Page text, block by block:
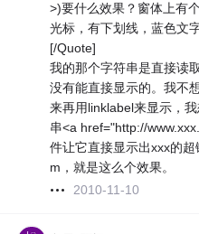
>)要什么效果？窗体上有
光标，有下划线，蓝色文
[/Quote]
我的那个字符串是直接读
没有能直接显示的。我不
来再用linklabel来显示，
串<a href="http://
件让它直接显示出xxx的
m，就是这么个效果。
2010-11-10